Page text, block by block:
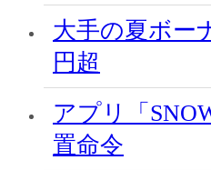
大手の夏ボー
円超
アプリ「
置命令